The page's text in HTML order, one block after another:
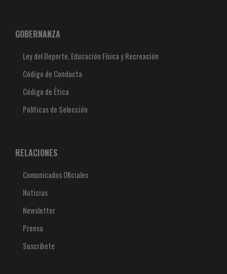
GOBERNANZA
Ley del Deporte, Educación Física y Recreación
Código de Conducta
Código de Ética
Políticas de Selección
RELACIONES
Comunicados Oficiales
Noticias
Newsletter
Prensa
Suscríbete